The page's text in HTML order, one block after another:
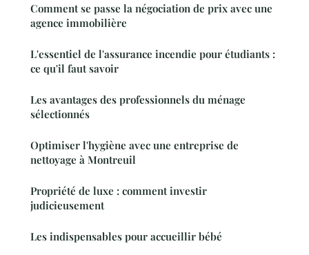
Comment se passe la négociation de prix avec une
agence immobilière
L'essentiel de l'assurance incendie pour étudiants :
ce qu'il faut savoir
Les avantages des professionnels du ménage
sélectionnés
Optimiser l'hygiène avec une entreprise de
nettoyage à Montreuil
Propriété de luxe : comment investir
judicieusement
Les indispensables pour accueillir bébé